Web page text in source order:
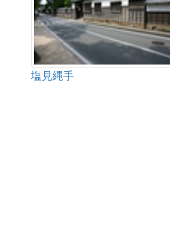
塩見縄手